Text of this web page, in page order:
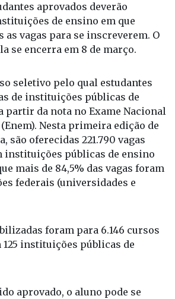
aprovados deverão
de ensino em que
as vagas para se inscreverem. O
se encerra em 8 de março.
seletivo pelo qual estudantes
de instituições públicas de
partir da nota no Exame Nacional
Nesta primeira edição de
são oferecidas 221.790 vagas
instituições públicas de ensino
mais de 84,5% das vagas foram
federais (universidades e
foram para 6.146 cursos
125 instituições públicas de
aprovado, o aluno pode se